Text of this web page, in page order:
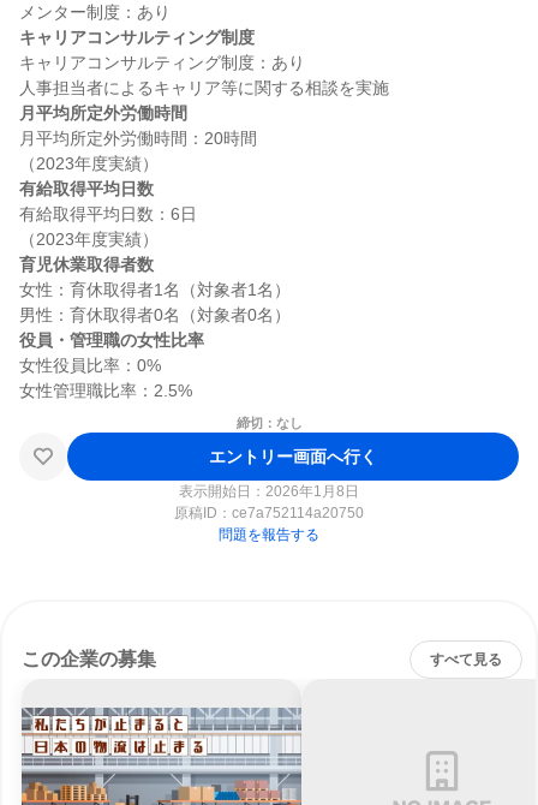
キャリアコンサルティング制度
キャリアコンサルティング制度：あり
月平均所定外労働時間
月平均所定外労働時間：20時間
有給取得平均日数
有給取得平均日数：6日
育児休業取得者数
女性：育休取得者1名（対象者1名）
役員・管理職の女性比率
女性役員比率：0%
締切：なし
エントリー画面へ行く
表示開始日：2026年1月8日
原稿ID： ce7a752114a20750
問題を報告する
この企業の募集 すべて見る